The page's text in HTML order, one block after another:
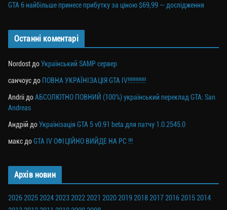
GTA 6 найбільше принесе прибутку за ціною $69,99 — дослідження
Останні коментарі
Nordost доУкраїнський SAMP сервер
санчоус до ПОВНА УКРАЇНІЗАЦІЯ GTA IV!!!!!!!!!!!!
Andrii доАБСОЛЮТНО ПОВНИЙ (100%) український переклад GTA: San
Andreas
Андрій доУкраїнізація GTA 5 v0.91 beta для патчу 1.0.2545.0
макс доGTA IV ОФІЦІЙНО ВИЙДЕ НА PC !!!
Архів новин
202620252024202320222021 2020201920182017201620152014